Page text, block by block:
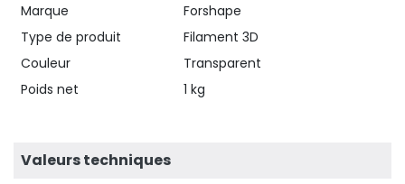
Marque
Forshape
Type de produit
Filament 3D
Couleur
Transparent
Poids net
1 kg
Valeurs techniques